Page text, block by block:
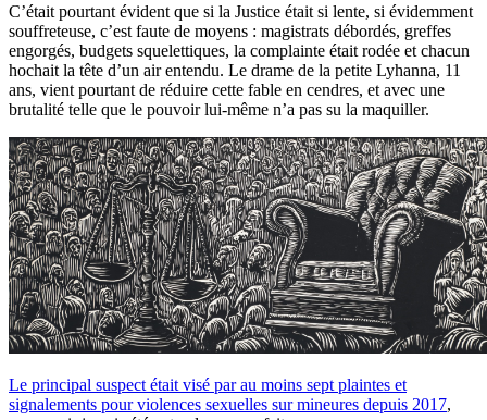
C’était pourtant évident que si la Justice était si lente, si évidemment
souffreteuse, c’est faute de moyens : magistrats débordés, greffes
engorgés, budgets squelettiques, la complainte était rodée et chacun
hochait la tête d’un air entendu. Le drame de la petite Lyhanna, 11
ans, vient pourtant de réduire cette fable en cendres, et avec une
brutalité telle que le pouvoir lui-même n’a pas su la maquiller.
Le principal suspect était visé par au moins sept plaintes et
signalements pour violences sexuelles sur mineures depuis 2017,